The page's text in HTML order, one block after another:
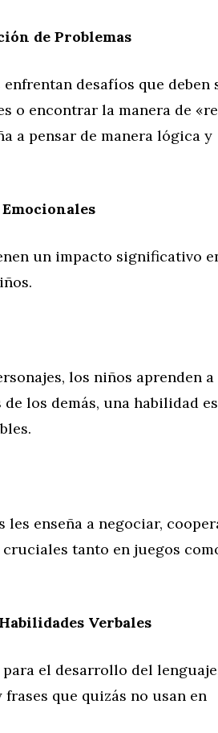
de Problemas
desafíos que deben
o encontrar la manera de
a pensar de manera lógica y
un impacto significativo
los niños aprenden a
los demás, una habilidad
enseña a negociar,
tanto en juegos
Verbales
el desarrollo del
que quizás no usan en